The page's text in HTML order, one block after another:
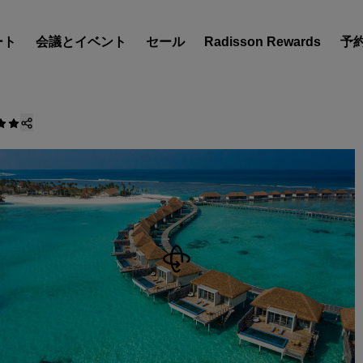
会議とイベント セール Radisson Rewards 予
リゾート
サービス付きアパートメン
エアポートホテル
新規オープンおよびオープ
のホテル
Radisson Meetings
Radisson Meetings をご紹